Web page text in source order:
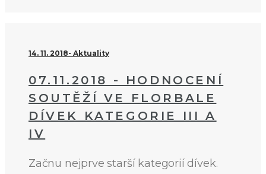
14. 11. 2018 Aktuality
07.11.2018 - HODNOCENÍ
SOUTĚŽÍ VE FLORBALE
DÍVEK KATEGORIE III A
IV
Začnu nejprve starší kategorií dívek.